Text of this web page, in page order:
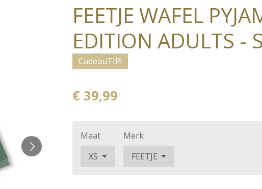
FEETJE WAFEL
EDITION ADULTS -
CadeauTIP!
€ 39,99
Maat Merk